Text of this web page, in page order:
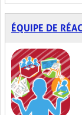
ÉQUIPE DE